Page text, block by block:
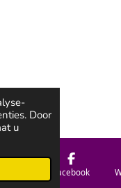
Door
u
Facebook